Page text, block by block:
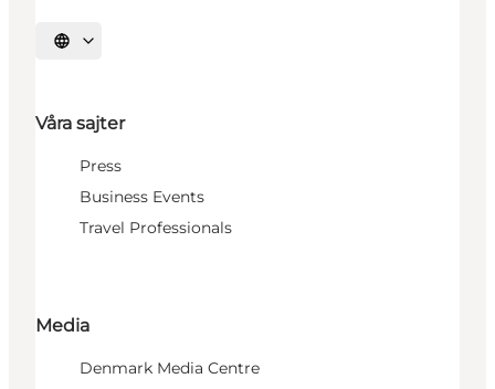
Välj språk
Våra sajter
Press
Business Events
Travel Professionals
Media
Denmark Media Centre